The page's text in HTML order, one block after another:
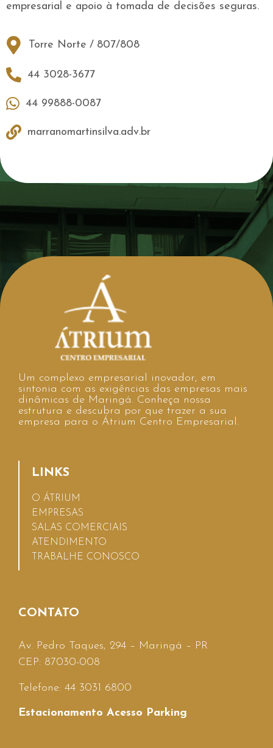
empresarial e apoio à tomada de decisões seguras.
Torre Norte / 807/808
44 3028-3677
44 99888-0087
marranomartinsilva.adv.br
Um complexo empresarial inovador, em
sintonia com as exigências das empresas mais
dinâmicas de Maringá. Conheça nossa
estrutura e descubra por que trazer a sua
empresa para o Átrium Centro Empresarial.
LINKS
O ÁTRIUM
EMPRESAS
SALAS COMERCIAIS
ATENDIMENTO
TRABALHE CONOSCO
CONTATO
Av. Pedro Taques, 294 – Maringá – PR
CEP: 87030-008
Telefone: 44 3031 6800
Estacionamento Acesso Parking